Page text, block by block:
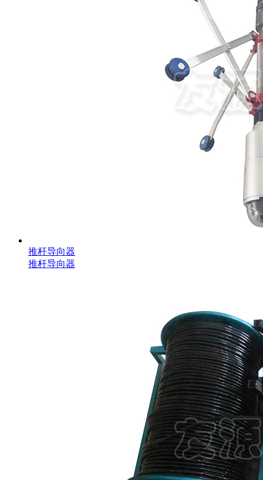
推杆导向器
推杆导向器